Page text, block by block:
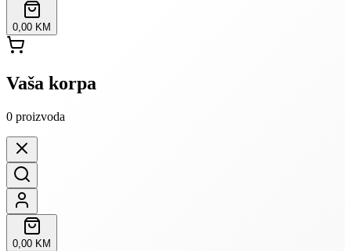
0,00 KM
Vaša korpa
0 proizvoda
0,00 KM